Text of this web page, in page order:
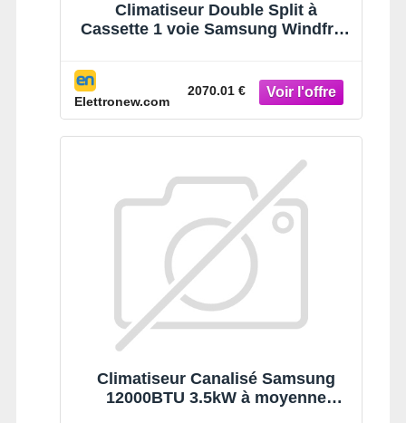
Climatiseur Double Split à
Cassette 1 voie Samsung Windfree
Elettronew.com
2070.01 €
Climatiseur Canalisé Samsung
12000BTU 3.5kW à moyenne